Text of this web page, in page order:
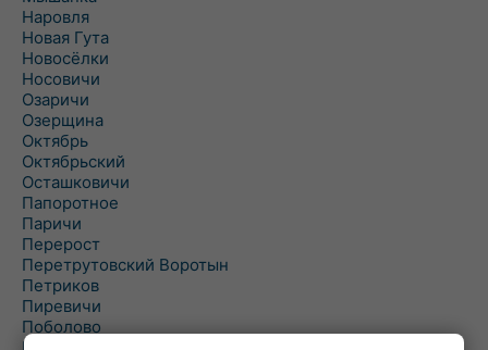
Наровля
Новая Гута
Новосёлки
Носовичи
Озаричи
Озерщина
Октябрь
Октябрьский
Осташковичи
Папоротное
Паричи
Перерост
Перетрутовский Воротын
Петриков
Пиревичи
Поболово